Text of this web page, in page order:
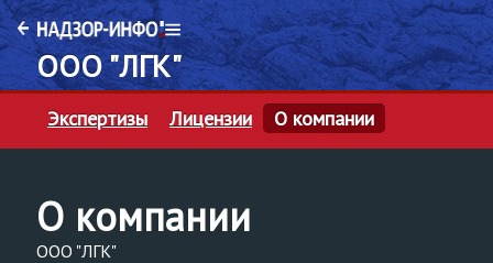
ООО "ЛГК"
Экспертизы Лицензии О компании
О компании
ООО "ЛГК"